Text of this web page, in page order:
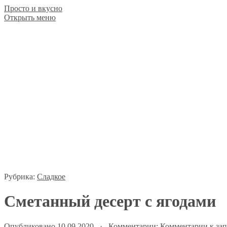
Просто и вкусно
Открыть меню
Рубрика: Сладкое
Сметанный десерт с ягодами